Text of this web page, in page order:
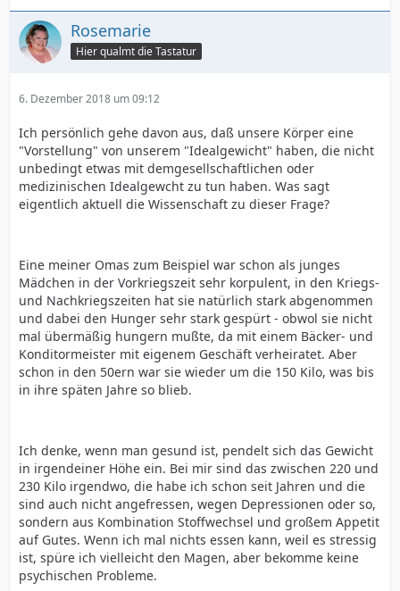
Rosemarie
Hier qualmt die Tastatur
6. Dezember 2018 um 09:12
Ich persönlich gehe davon aus, daß unsere Körper eine
"Vorstellung" von unserem "Idealgewicht" haben, die nicht
unbedingt etwas mit demgesellschaftlichen oder
medizinischen Idealgewcht zu tun haben. Was sagt
eigentlich aktuell die Wissenschaft zu dieser Frage?
Eine meiner Omas zum Beispiel war schon als junges
Mädchen in der Vorkriegszeit sehr korpulent, in den Kriegs-
und Nachkriegszeiten hat sie natürlich stark abgenommen
und dabei den Hunger sehr stark gespürt - obwol sie nicht
mal übermäßig hungern mußte, da mit einem Bäcker- und
Konditormeister mit eigenem Geschäft verheiratet. Aber
schon in den 50ern war sie wieder um die 150 Kilo, was bis
in ihre späten Jahre so blieb.
Ich denke, wenn man gesund ist, pendelt sich das Gewicht
in irgendeiner Höhe ein. Bei mir sind das zwischen 220 und
230 Kilo irgendwo, die habe ich schon seit Jahren und die
sind auch nicht angefressen, wegen Depressionen oder so,
sondern aus Kombination Stoffwechsel und großem Appetit
auf Gutes. Wenn ich mal nichts essen kann, weil es stressig
ist, spüre ich vielleicht den Magen, aber bekomme keine
psychischen Probleme.